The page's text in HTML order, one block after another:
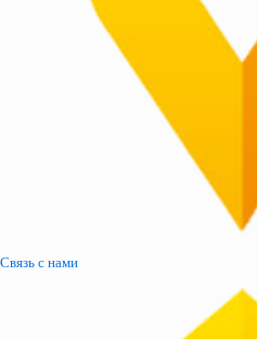
Связь с нами